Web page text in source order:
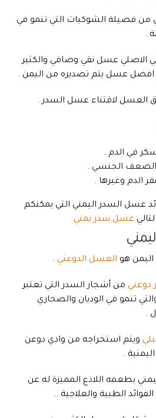
من فصيلة الشوكيات التي تنمو في
.
الاصلي عسل نقي وصافي والكثير
افضل عسل يتم تصديره من اليمن .
العسل لاقتناء عسل السدر .
في الدم .
الجنسي .
الدم وغيرها .
عسل السدر اليمني التي يمكنكم
عسل سدر يمني
اليمن هو العسل الدوعني .
من أشجار السدر التي تعتبر
تنمو في الوديان والصحاري
.
ويتم استخراجه من وادي دوعن
.
بطعمه اللاذع المميزة له عن
الطبية والعلاجية ..